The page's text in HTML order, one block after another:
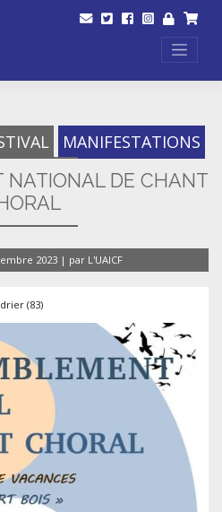
MANIFESTATIONS
NATIONAL DE CHANT
2023| par L'UAICF
(83)